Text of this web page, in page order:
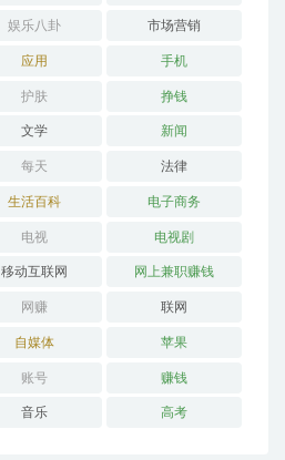
娱乐八卦 市场营销
应用 手机
护肤 挣钱
文学 新闻
每天 法律
生活百科 电子商务
电视 电视剧
移动互联网 网上兼职赚钱
网赚 联网
自媒体 苹果
账号 赚钱
音乐 高考